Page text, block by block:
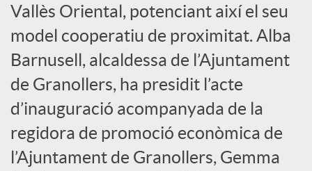
S
o
c
i
Vallès Oriental, potenciant així el seu
model cooperatiu de proximitat. Alba
Barnusell, alcaldessa de l’Ajuntament
de Granollers, ha presidit l’acte
d’inauguració acompanyada de la
regidora de promoció econòmica de
l’Ajuntament de Granollers, Gemma